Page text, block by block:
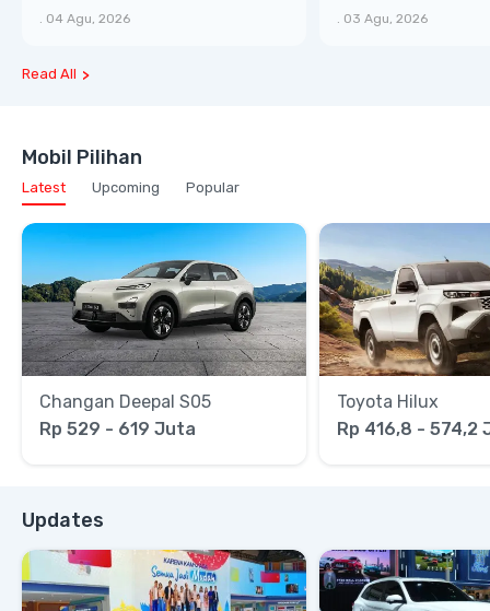
XTRA, Manfaat Lebih Besar
04 Agu, 2026
Bongsor, Mewah,
03 Agu, 2026
Read All
Mobil Pilihan
Latest Upcoming Popular
Changan Deepal S05
Rp 529 - 619 Juta
Toyota Hilux
Rp 416,8 - 574,2
Updates